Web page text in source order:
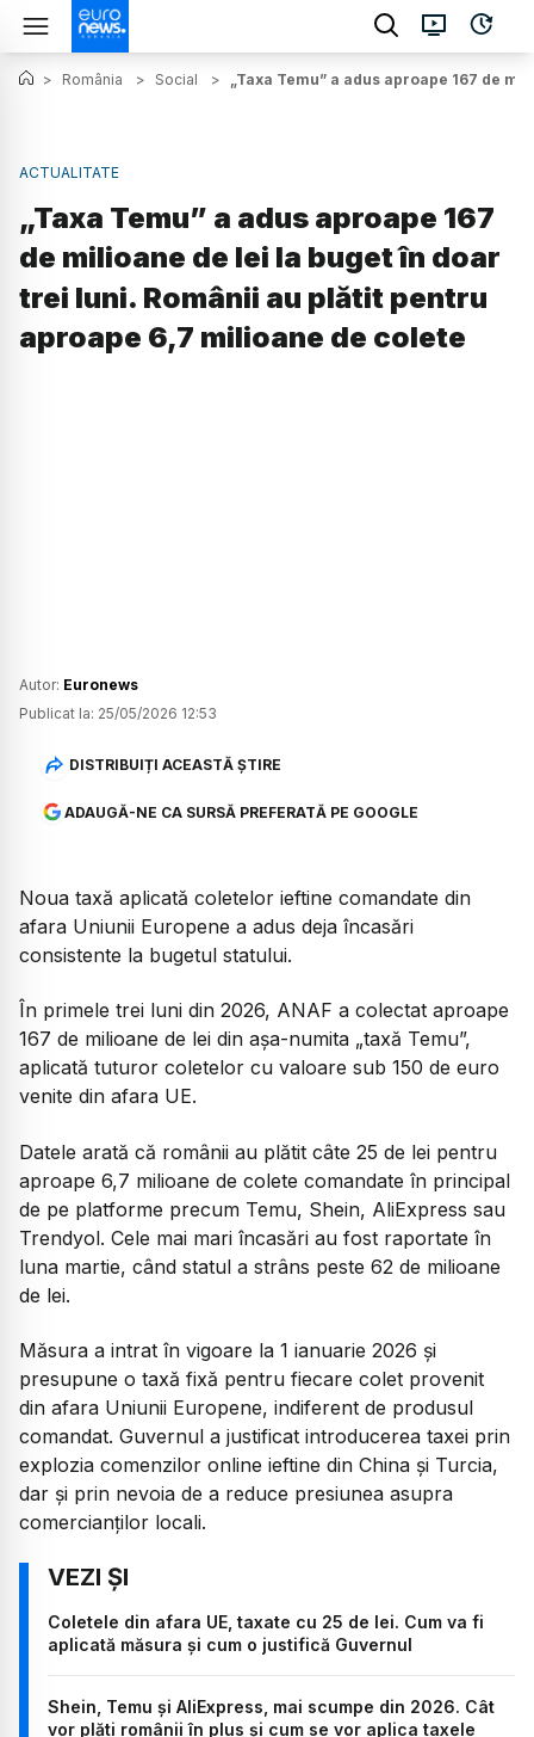
> România > Social > „Taxa Temu” a adus aproape 167 de
ACTUALITATE
„Taxa Temu” a adus aproape 167
de milioane de lei la buget în doar
trei luni. Românii au plătit pentru
aproape 6,7 milioane de colete
Autor: Euronews
Publicat la: 25/05/2026 12:53
DISTRIBUIȚI ACEASTĂ ȘTIRE
ADAUGĂ-NE CA SURSĂ PREFERATĂ PE GOOGLE
Noua taxă aplicată coletelor ieftine comandate din
afara Uniunii Europene a adus deja încasări
consistente la bugetul statului.
În primele trei luni din 2026, ANAF a colectat aproape
167 de milioane de lei din așa-numita „taxă Temu”,
aplicată tuturor coletelor cu valoare sub 150 de euro
venite din afara UE.
Datele arată că românii au plătit câte 25 de lei pentru
aproape 6,7 milioane de colete comandate în principal
de pe platforme precum Temu, Shein, AliExpress sau
Trendyol. Cele mai mari încasări au fost raportate în
luna martie, când statul a strâns peste 62 de milioane
de lei.
Măsura a intrat în vigoare la 1 ianuarie 2026 și
presupune o taxă fixă pentru fiecare colet provenit
din afara Uniunii Europene, indiferent de produsul
comandat. Guvernul a justificat introducerea taxei prin
explozia comenzilor online ieftine din China și Turcia,
dar și prin nevoia de a reduce presiunea asupra
comercianților locali.
Coletele din afara UE, taxate cu 25 de lei. Cum va fi
aplicată măsura și cum o justifică Guvernul
Shein, Temu și AliExpress, mai scumpe din 2026. Cât
vor plăti românii în plus și cum se vor aplica taxele